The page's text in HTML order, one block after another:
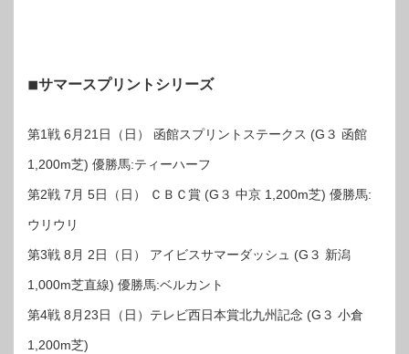
◾︎サマースプリントシリーズ
第1戦 6月21日（日） 函館スプリントステークス (G３ 函館
1,200m芝) 優勝馬:ティーハーフ
第2戦 7月 5日（日） ＣＢＣ賞 (G３ 中京 1,200m芝) 優勝馬:
ウリウリ
第3戦 8月 2日（日） アイビスサマーダッシュ (G３ 新潟
1,000m芝直線) 優勝馬:ベルカント
第4戦 8月23日（日）テレビ西日本賞北九州記念 (G３ 小倉
1,200m芝)